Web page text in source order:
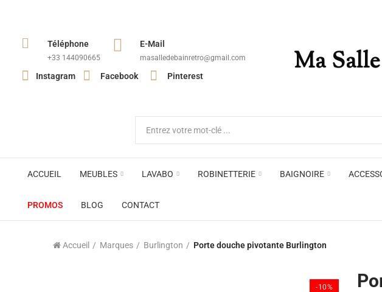
Téléphone
+33 144090665​
E-Mail
masalledebainretro@gmail.com
Instagram Facebook Pinterest Ma
ACCUEIL MEUBLES LAVABO ROBINETTERIE BAIGNOIRE
Plafonniers , spots et
Voir toute la
PROMOS BLOG CONTACT
Appliques murales
Accueil Marques Burlington Porte douche pivotante Burlington
-10%